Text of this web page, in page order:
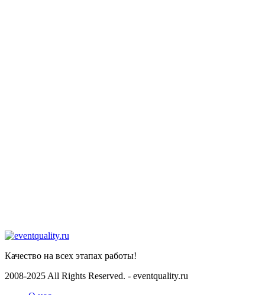
Качество на всех этапах работы!
2008-2025 All Rights Reserved. - eventquality.ru